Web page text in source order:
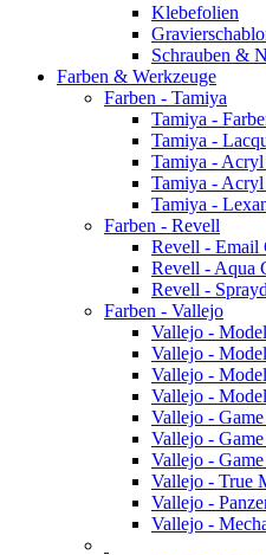
Klebefolien
Schrauben &
Farben & Werkzeuge
Farben - Tamiya
Tamiya -
Tamiya -
Tamiya - Acryl
Tamiya - Acryl
Tamiya -
Farben - Revell
Revell - Email
Revell - Aqua
Revell -
Farben - Vallejo
Vallejo -
Vallejo -
Vallejo -
Vallejo -
Vallejo -
Vallejo -
Vallejo -
Vallejo - True
Vallejo -
Vallejo -